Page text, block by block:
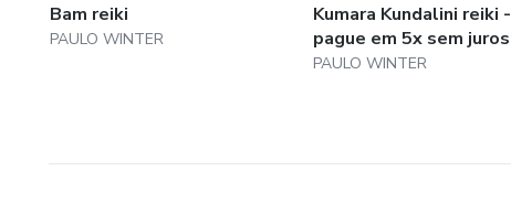
Bam reiki
PAULO WINTER
Kumara Kundalini reiki -
pague em 5x sem juros
PAULO WINTER